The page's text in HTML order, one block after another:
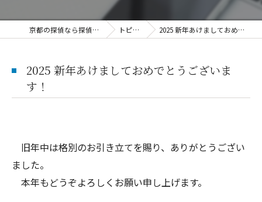
京都の探偵なら探偵さんドットコム トピックス 2025 新年あけましておめでとうございます！
2025 新年あけましておめでとうございま
す！
旧年中は格別のお引き立てを賜り、ありがとうござい
ました。
本年もどうぞよろしくお願い申し上げます。